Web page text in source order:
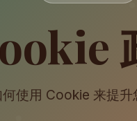
使用 Cookie 来提